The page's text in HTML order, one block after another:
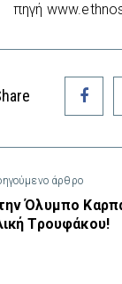
πηγή
άρθρο
Όλυμπο
Τρουφάκου!